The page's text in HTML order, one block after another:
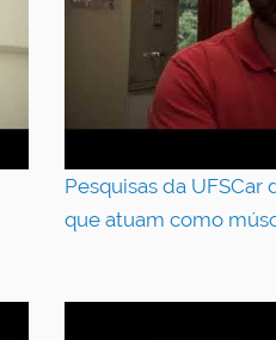
Pesquisas da
que atuam como